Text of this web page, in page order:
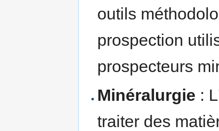
outils
prospection
prospecteurs
Minéralurgie :
traiter des